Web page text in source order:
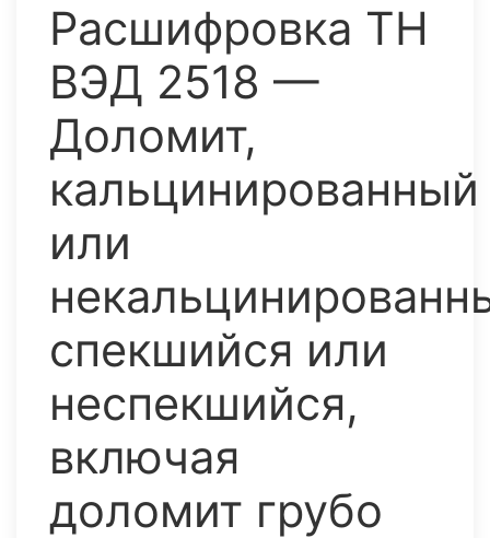
Расшифровка ТН
ВЭД 2518 —
Доломит,
кальцинированный
или
спекшийся или
неспекшийся,
включая
доломит грубо